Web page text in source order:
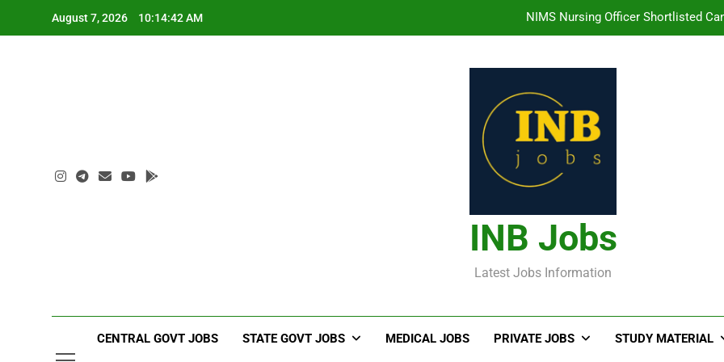
August 7, 2026 10:14:43 AM NIMS Nursing Officer Shortlisted
NIMS Nursing Officer Shortlisted
INB Jobs
Latest Jobs Information
CENTRAL GOVT JOBS STATE GOVT JOBS MEDICAL JOBS PRIVATE JOBS STUDY MATERIAL